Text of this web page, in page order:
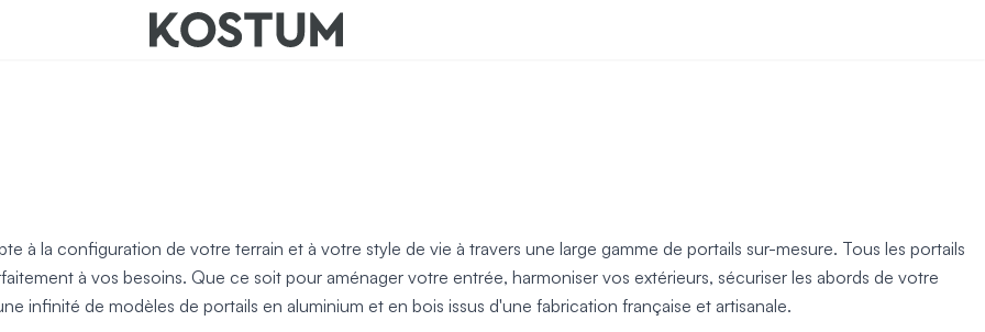
à la configuration de votre terrain et à votre style de vie à travers une large gamme de portails sur-mesure. Tous les portails
à vos besoins. Que ce soit pour aménager votre entrée, harmoniser vos extérieurs, sécuriser les abords de votre
infinité de modèles de portails en aluminium et en bois issus d'une fabrication française et artisanale.